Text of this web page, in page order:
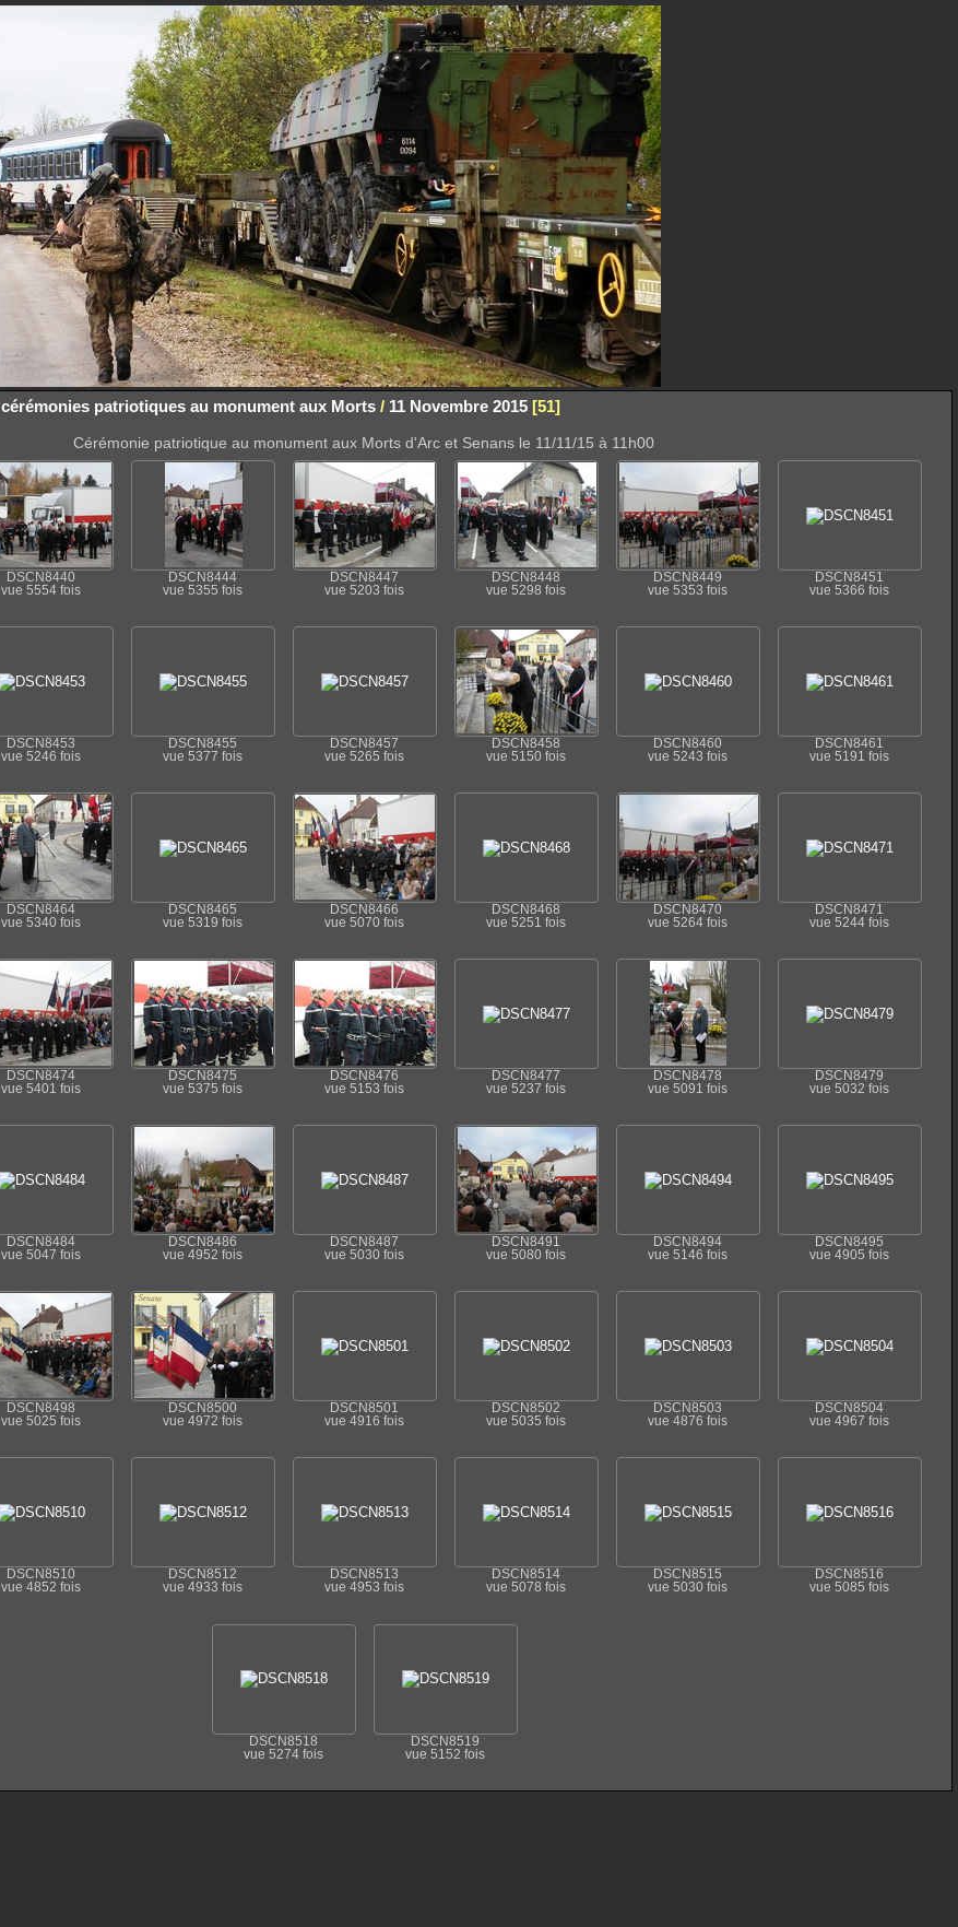
cérémonies patriotiques au monument aux Morts/ 11 Novembre 2015 51
Cérémonie patriotique au monument aux Morts d'Arc et Senans le 11/11/15 à 11h00
DSCN8440
vue 5554 fois
DSCN8444
vue 5355 fois
DSCN8447
vue 5203 fois
DSCN8448
vue 5298 fois
DSCN8449
vue 5353 fois
DSCN8451
vue 5366 fois
DSCN8453
vue 5246 fois
DSCN8455
vue 5377 fois
DSCN8457
vue 5265 fois
DSCN8458
vue 5150 fois
DSCN8460
vue 5243 fois
DSCN8461
vue 5191 fois
DSCN8464
vue 5340 fois
DSCN8465
vue 5319 fois
DSCN8466
vue 5070 fois
DSCN8468
vue 5251 fois
DSCN8470
vue 5264 fois
DSCN8471
vue 5244 fois
DSCN8474
vue 5401 fois
DSCN8475
vue 5375 fois
DSCN8476
vue 5153 fois
DSCN8477
vue 5237 fois
DSCN8478
vue 5091 fois
DSCN8479
vue 5032 fois
DSCN8484
vue 5047 fois
DSCN8486
vue 4952 fois
DSCN8487
vue 5030 fois
DSCN8491
vue 5080 fois
DSCN8494
vue 5146 fois
DSCN8495
vue 4905 fois
DSCN8498
vue 5025 fois
DSCN8500
vue 4972 fois
DSCN8501
vue 4916 fois
DSCN8502
vue 5035 fois
DSCN8503
vue 4876 fois
DSCN8504
vue 4967 fois
DSCN8510
vue 4852 fois
DSCN8512
vue 4933 fois
DSCN8513
vue 4953 fois
DSCN8514
vue 5078 fois
DSCN8515
vue 5030 fois
DSCN8516
vue 5085 fois
DSCN8518
vue 5274 fois
DSCN8519
vue 5152 fois